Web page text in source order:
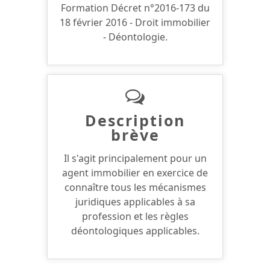
Formation Décret n°2016-173 du
18 février 2016 - Droit immobilier
- Déontologie.
Description
brève
Il s'agit principalement pour un
agent immobilier en exercice de
connaître tous les mécanismes
juridiques applicables à sa
profession et les règles
déontologiques applicables.